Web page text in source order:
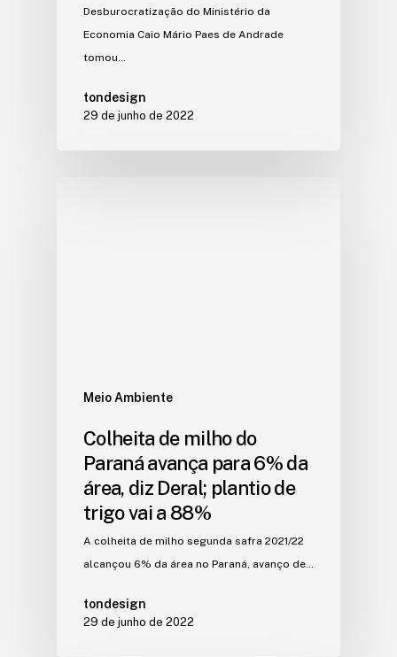
Desburocratização do Ministério da
Economia Caio Mário Paes de Andrade
tomou…
tondesign
29 de junho de 2022
Meio Ambiente
Colheita de milho do
Paraná avança para 6% da
área, diz Deral; plantio de
trigo vai a 88%
A colheita de milho segunda safra 2021/22
alcançou 6% da área no Paraná, avanço de…
tondesign
29 de junho de 2022